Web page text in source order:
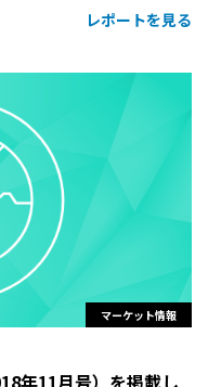
レポートを見る
マーケット情報
年11月号）を掲載し